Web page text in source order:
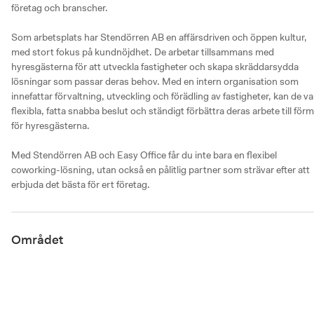
företag och branscher.
Som arbetsplats har Stendörren AB en affärsdriven och öppen kultur,
med stort fokus på kundnöjdhet. De arbetar tillsammans med
hyresgästerna för att utveckla fastigheter och skapa skräddarsydda
lösningar som passar deras behov. Med en intern organisation som
innefattar förvaltning, utveckling och förädling av fastigheter, kan de
flexibla, fatta snabba beslut och ständigt förbättra deras arbete till
för hyresgästerna.
Med Stendörren AB och Easy Office får du inte bara en flexibel
coworking-lösning, utan också en pålitlig partner som strävar efter att
erbjuda det bästa för ert företag.
Området